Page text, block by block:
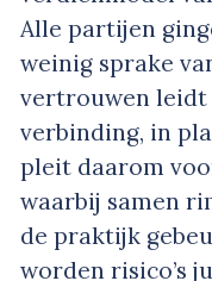
Alle partijen
weinig sprake
vertrouwen
verbinding, in
pleit daarom
waarbij samen
de praktijk
worden risico’s